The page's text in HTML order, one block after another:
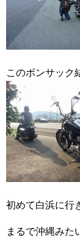
このボンサック
初めて白浜に行
まるで沖縄みた